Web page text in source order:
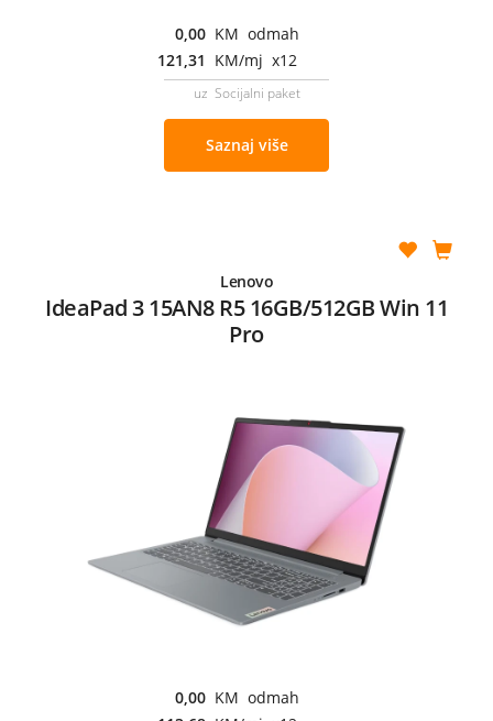
0,00 KM odmah
121,31 KM/mj x12
uz Socijalni paket
Saznaj više
Lenovo
IdeaPad 3 15AN8 R5 16GB/512GB Win 11
Pro
0,00 KM odmah